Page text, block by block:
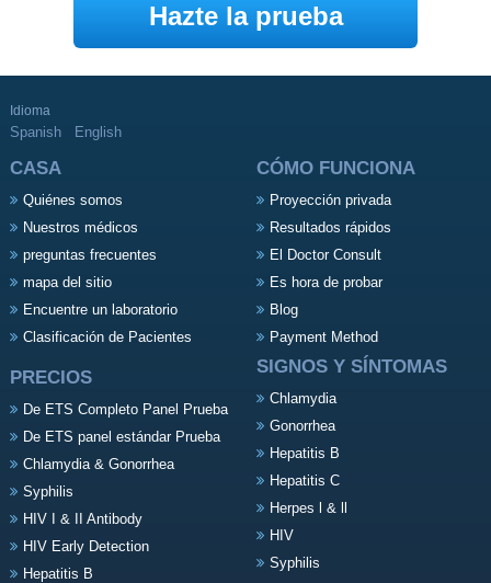
Hazte la prueba
Idioma
Spanish English
CASA
Quiénes somos
Nuestros médicos
preguntas frecuentes
mapa del sitio
Encuentre un laboratorio
Clasificación de Pacientes
CÓMO FUNCIONA
Proyección privada
Resultados rápidos
El Doctor Consult
Es hora de probar
Blog
Payment Method
PRECIOS
De ETS Completo Panel Prueba
De ETS panel estándar Prueba
Chlamydia & Gonorrhea
Syphilis
HIV I & II Antibody
HIV Early Detection
Hepatitis B
SIGNOS Y SÍNTOMAS
Chlamydia
Gonorrhea
Hepatitis B
Hepatitis C
Herpes l & ll
HIV
Syphilis